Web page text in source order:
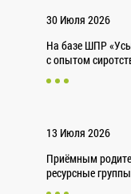
30 Июля 2026
На базе ШПР
с опытом
13 Июля 2026
Приёмным
ресурсные